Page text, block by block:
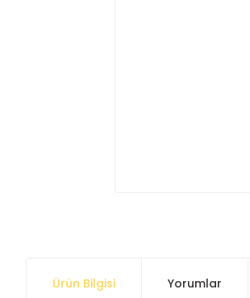
Ürün Bilgisi Yorumlar